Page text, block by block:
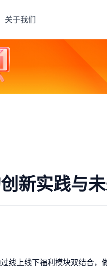
关于我们
新实践与
线上线下福利模块双结合，